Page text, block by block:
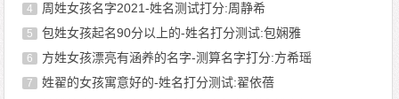
4 周姓女孩名字2021-姓名测试打分:周静希
5 包姓女孩起名90分以上的-姓名打分测试:包娴雅
6 方姓女孩漂亮有涵养的名字-测算名字打分:方希瑶
7 姓翟的女孩寓意好的-姓名打分测试:翟依蓓